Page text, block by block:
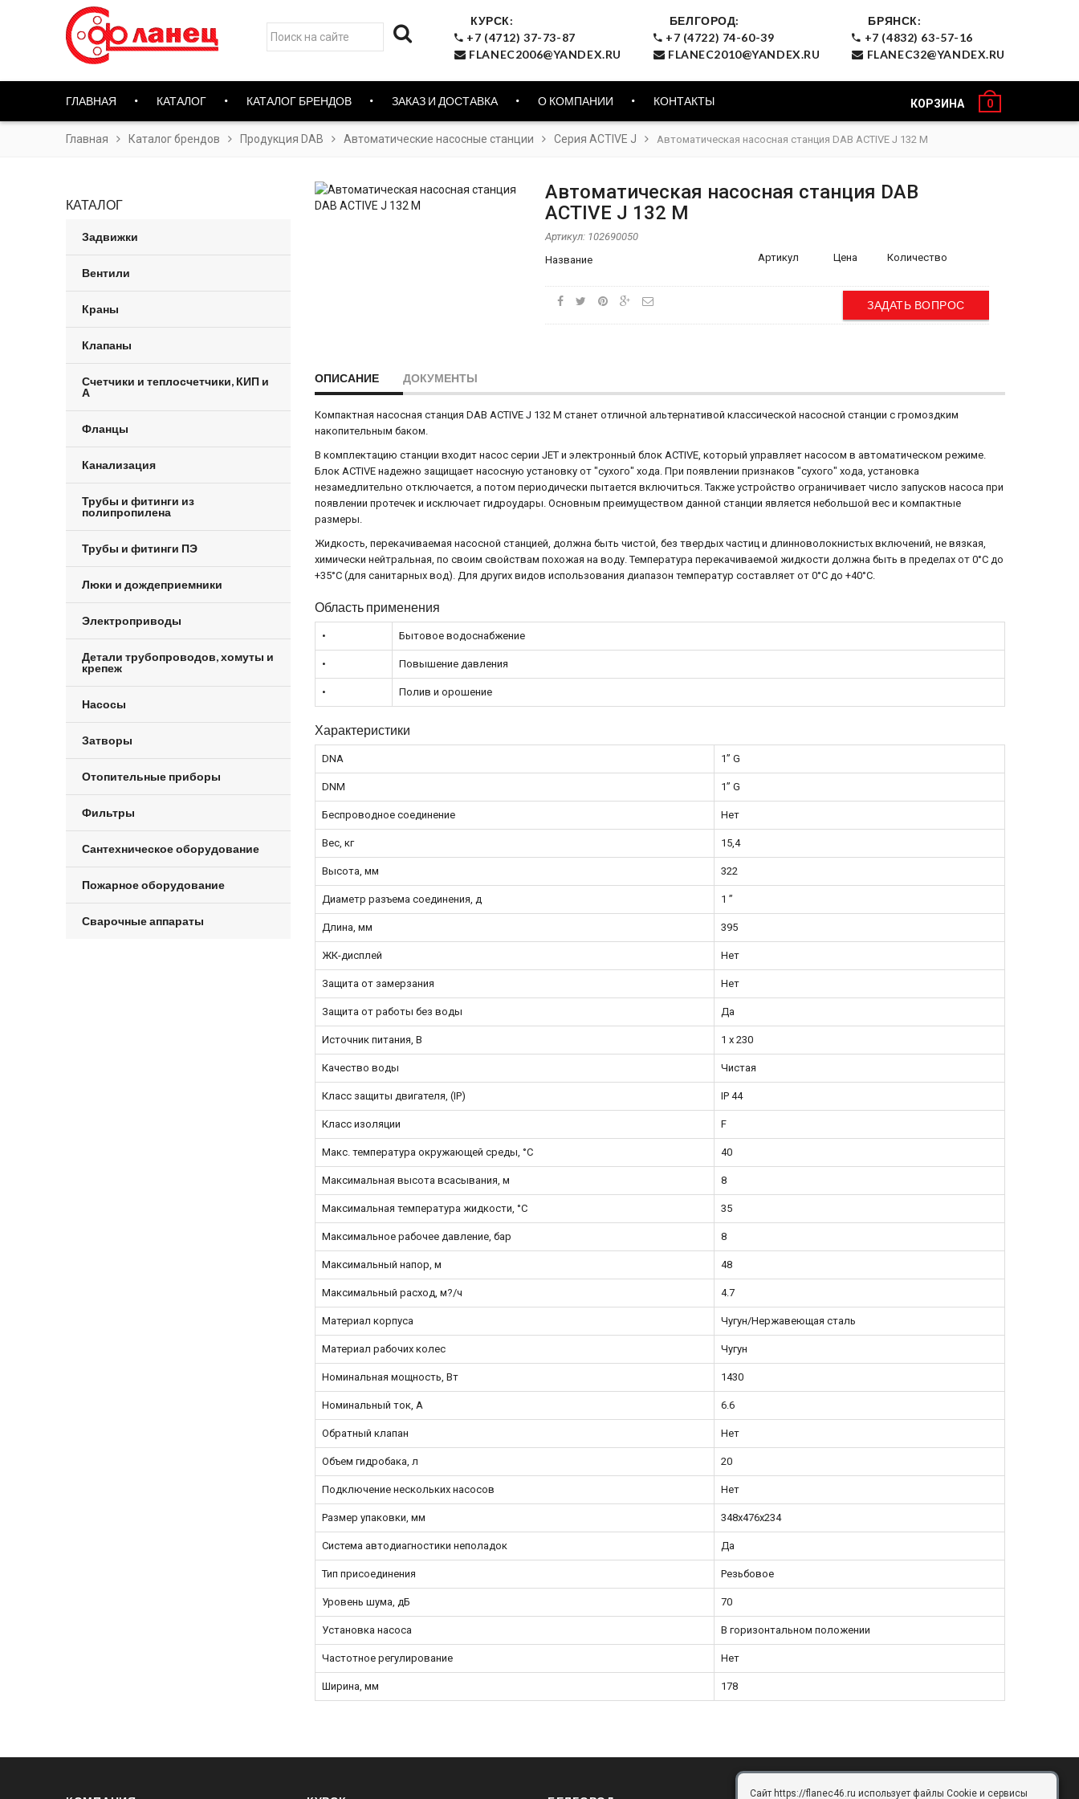
КУРСК:
+7 (4712) 37-73-87
FLANEC2006@YANDEX.RU
БЕЛГОРОД:
+7 (4722) 74-60-39
FLANEC2010@YANDEX.RU
БРЯНСК:
+7 (4832) 63-57-16
FLANEC32@YANDEX.RU
ГЛАВНАЯ КАТАЛОГ КАТАЛОГ БРЕНДОВ ЗАКАЗ И ДОСТАВКА О КОМПАНИИ КОНТАКТЫ КОРЗИНА 0
Главная Каталог брендов Продукция DAB Автоматические насосные станции Серия ACTIVE J Автоматическая насосная станция DAB ACTIVE J 132 M
КАТАЛОГ
Задвижки
Вентили
Краны
Клапаны
Счетчики и теплосчетчики, КИП и
А
Фланцы
Канализация
Трубы и фитинги из
полипропилена
Трубы и фитинги ПЭ
Люки и дождеприемники
Электроприводы
Детали трубопроводов, хомуты и
крепеж
Насосы
Затворы
Отопительные приборы
Фильтры
Сантехническое оборудование
Пожарное оборудование
Сварочные аппараты
Автоматическая насосная станция DAB
ACTIVE J 132 M
Артикул: 102690050
Название
Артикул Цена Количество
ЗАДАТЬ ВОПРОС
ОПИСАНИЕ ДОКУМЕНТЫ
Компактная насосная станция DAB ACTIVE J 132 M станет отличной альтернативой классической насосной станции с громоздким
накопительным баком.
В комплектацию станции входит насос серии JET и электронный блок ACTIVE, который управляет насосом в автоматическом режиме.
Блок ACTIVE надежно защищает насосную установку от "сухого" хода. При появлении признаков "сухого" хода, установка
незамедлительно отключается, а потом периодически пытается включиться. Также устройство ограничивает число запусков насоса при
появлении протечек и исключает гидроудары. Основным преимуществом данной станции является небольшой вес и компактные
размеры.
Жидкость, перекачиваемая насосной станцией, должна быть чистой, без твердых частиц и длинноволокнистых включений, не вязкая,
химически нейтральная, по своим свойствам похожая на воду. Температура перекачиваемой жидкости должна быть в пределах от 0°С до
+35°С (для санитарных вод). Для других видов использования диапазон температур составляет от 0°С до +40°С.
Область применения
• Бытовое водоснабжение
• Повышение давления
• Полив и орошение
Характеристики
DNA 1” G
DNM 1” G
Беспроводное соединение Нет
Вес, кг 15,4
Высота, мм 322
Диаметр разъема соединения, д 1 ”
Длина, мм 395
ЖК-дисплей Нет
Защита от замерзания Нет
Защита от работы без воды Да
Источник питания, В 1 x 230
Качество воды Чистая
Класс защиты двигателя, (IP) IP 44
Класс изоляции F
Макс. температура окружающей среды, °С 40
Максимальная высота всасывания, м 8
Максимальная температура жидкости, °С 35
Максимальное рабочее давление, бар 8
Максимальный напор, м 48
Максимальный расход, м?/ч 4.7
Материал корпуса Чугун/Нержавеющая сталь
Материал рабочих колес Чугун
Номинальная мощность, Вт 1430
Номинальный ток, А 6.6
Обратный клапан Нет
Объем гидробака, л 20
Подключение нескольких насосов Нет
Размер упаковки, мм 348х476х234
Система автодиагностики неполадок Да
Тип присоединения Резьбовое
Уровень шума, дБ 70
Установка насоса В горизонтальном положении
Частотное регулирование Нет
Ширина, мм 178
Сайт https://flanec46.ru использует файлы Cookie и сервисы